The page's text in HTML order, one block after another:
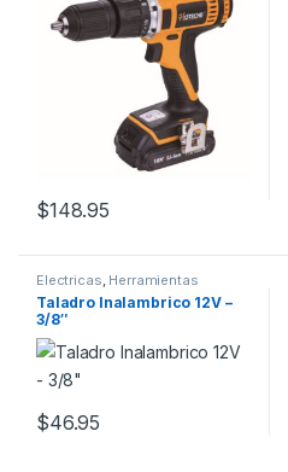
$148.95
Electricas, Herramientas
Taladro Inalambrico 12V –
3/8″
$46.95